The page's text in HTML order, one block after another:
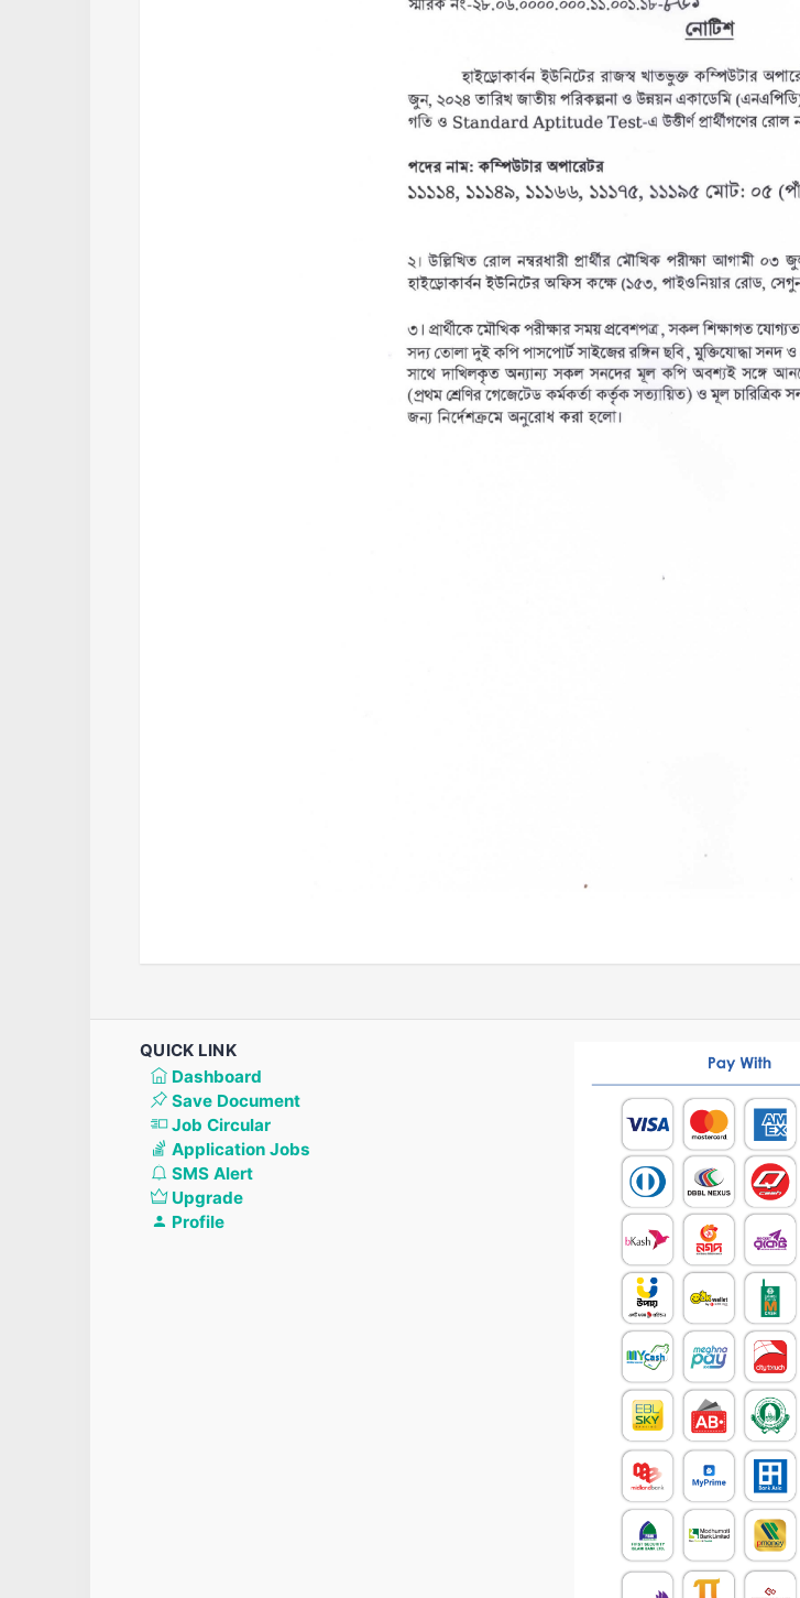
QUICK LINK
Dashboard
Save Document
Job Circular
Application Jobs
SMS Alert
Upgrade
Profile